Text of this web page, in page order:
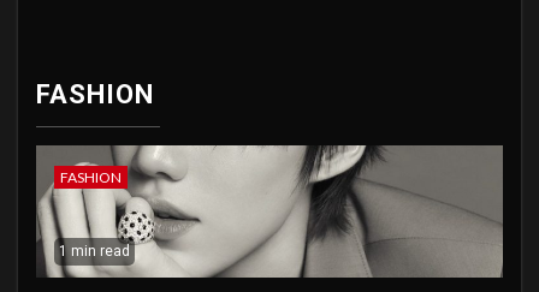
FASHION
FASHION
1 min read